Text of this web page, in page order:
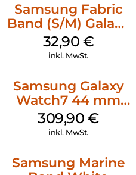
Samsung Fabric
Band (S/M) Galaxy
Watch8/Watch8
Classic Red
32,90 €
inkl. MwSt.
Samsung Galaxy
Watch7 44 mm
Green
309,90€
inkl. MwSt.
Samsung Marine